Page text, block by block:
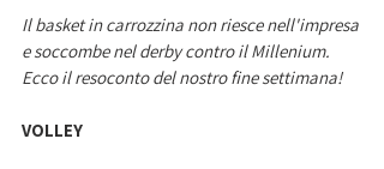
Il basket in carrozzina non riesce nell'impresa
e soccombe nel derby contro il Millenium.
Ecco il resoconto del nostro fine settimana!
VOLLEY